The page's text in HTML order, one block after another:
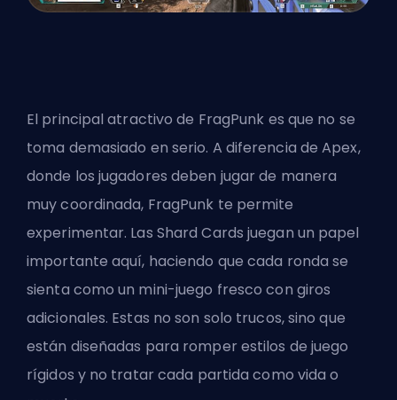
El principal atractivo de FragPunk es que no se
toma demasiado en serio. A diferencia de Apex,
donde los jugadores deben jugar de manera
muy coordinada, FragPunk te permite
experimentar. Las Shard Cards juegan un papel
importante aquí, haciendo que cada ronda se
sienta como un mini-juego fresco con giros
adicionales. Estas no son solo trucos, sino que
están diseñadas para romper estilos de juego
rígidos y no tratar cada partida como vida o